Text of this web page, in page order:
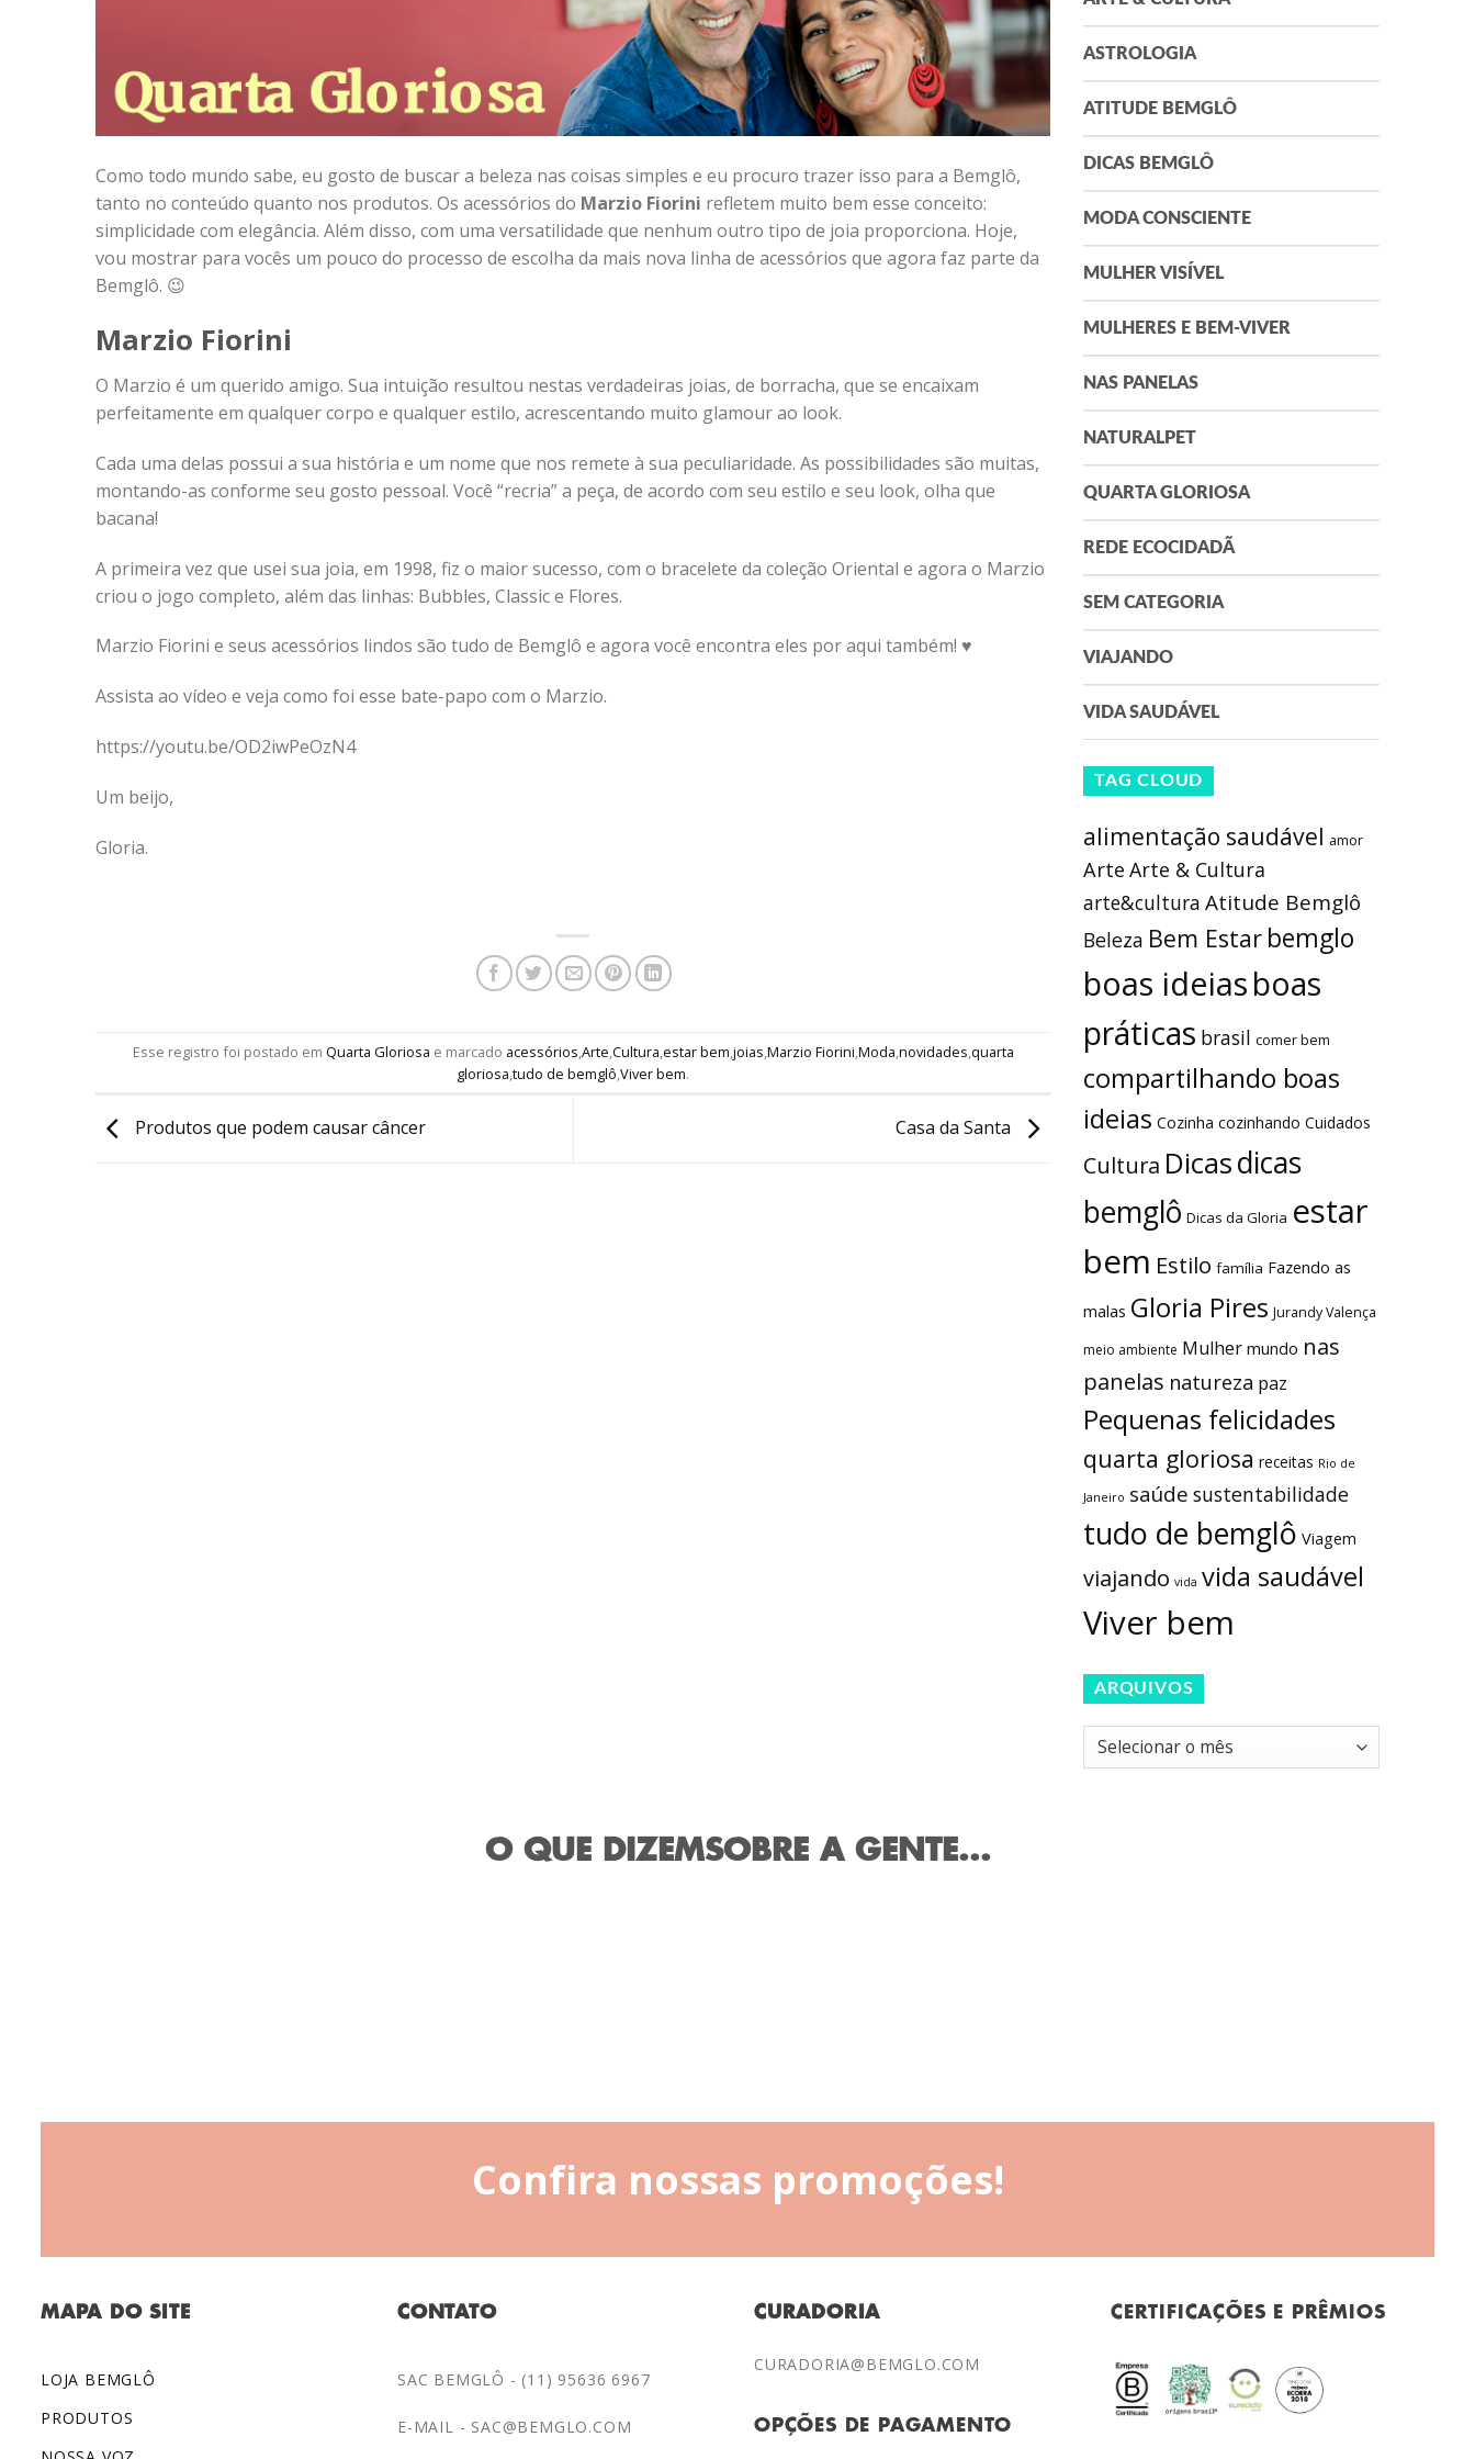
Como todo mundo sabe, eu gosto de buscar a beleza nas coisas simples e eu procuro trazer isso para a Bemglô,
tanto no conteúdo quanto nos produtos. Os acessórios do Marzio Fiorini refletem muito bem esse conceito:
simplicidade com elegância. Além disso, com uma versatilidade que nenhum outro tipo de joia proporciona. Hoje,
vou mostrar para vocês um pouco do processo de escolha da mais nova linha de acessórios que agora faz parte da
Bemglô. 😉
Marzio Fiorini
O Marzio é um querido amigo. Sua intuição resultou nestas verdadeiras joias, de borracha, que se encaixam
perfeitamente em qualquer corpo e qualquer estilo, acrescentando muito glamour ao look.
Cada uma delas possui a sua história e um nome que nos remete à sua peculiaridade. As possibilidades são muitas,
montando-as conforme seu gosto pessoal. Você “recria” a peça, de acordo com seu estilo e seu look, olha que
bacana!
A primeira vez que usei sua joia, em 1998, fiz o maior sucesso, com o bracelete da coleção Oriental e agora o Marzio
criou o jogo completo, além das linhas: Bubbles, Classic e Flores.
Marzio Fiorini e seus acessórios lindos são tudo de Bemglô e agora você encontra eles por aqui também! ♥
Assista ao vídeo e veja como foi esse bate-papo com o Marzio.
https://youtu.be/OD2iwPeOzN4
Um beijo,
Gloria.
Esse registro foi postado em Quarta Gloriosa e marcado acessórios,Arte,Cultura,estar bem,joias,Marzio Fiorini,Moda,novidades,quarta
gloriosa,tudo de bemglô,Viver bem.
Produtos que podem causar câncer Casa da Santa
ASTROLOGIA
ATITUDE BEMGLÔ
DICAS BEMGLÔ
MODA CONSCIENTE
MULHER VISÍVEL
MULHERES E BEM-VIVER
NAS PANELAS
NATURALPET
QUARTA GLORIOSA
REDE ECOCIDADÃ
SEM CATEGORIA
VIAJANDO
VIDA SAUDÁVEL
TAG CLOUD
alimentação saudável amor
Arte Arte & Cultura
arte&cultura Atitude Bemglô
Beleza Bem Estar bemglo
boas ideiasboas
práticas brasil comer bem
compartilhando boas
ideias Cozinha cozinhando Cuidados
Cultura Dicasdicas
bemglô Dicas da Gloria estar
bem Estilo família Fazendo as
malas Gloria Pires Jurandy Valença
meio ambiente Mulher mundo nas
panelas natureza paz
Pequenas felicidades
quarta gloriosa receitas Rio de
Janeiro saúde sustentabilidade
tudo de bemglô Viagem
viajando vida vida saudável
Viver bem
ARQUIVOS
Arquivos
O QUE DIZEMSOBRE A GENTE...
Confira nossas promoções!
MAPA DO SITE
LOJA BEMGLÔ
PRODUTOS
CONTATO
SAC BEMGLÔ - (11) 95636 6967
E-MAIL - SAC@BEMGLO.COM
CURADORIA
CURADORIA@BEMGLO.COM
OPÇÕES DE PAGAMENTO
CERTIFICAÇÕES E PRÊMIOS